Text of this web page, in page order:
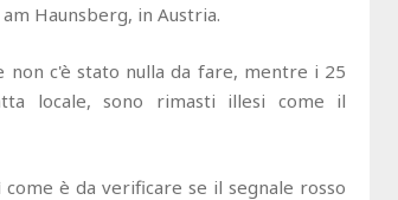
Haunsberg, in Austria.
c'è stato nulla da fare, mentre i 25
locale, sono rimasti illesi come il
è da verificare se il segnale rosso